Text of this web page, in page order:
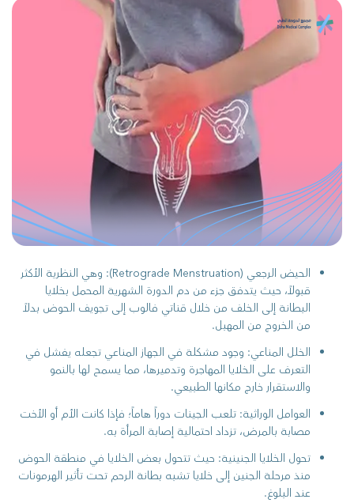
الحيض الرجعي (Retrograde Menstruation): وهي النظرية الأكثر
قبولاً، حيث يتدفق جزء من دم الدورة الشهرية المحمل بخلايا
البطانة إلى الخلف من خلال قناتي فالوب إلى تجويف الحوض بدلاً
من الخروج من المهبل.
الخلل المناعي: وجود مشكلة في الجهاز المناعي تجعله يفشل في
التعرف على الخلايا المهاجرة وتدميرها، مما يسمح لها بالنمو
والاستقرار خارج مكانها الطبيعي.
العوامل الوراثية: تلعب الجينات دوراً هاماً؛ فإذا كانت الأم أو الأخت
مصابة بالمرض، تزداد احتمالية إصابة المرأة به.
تحول الخلايا الجنينية: حيث تتحول بعض الخلايا في منطقة الحوض
منذ مرحلة الجنين إلى خلايا تشبه بطانة الرحم تحت تأثير الهرمونات
عند البلوغ.